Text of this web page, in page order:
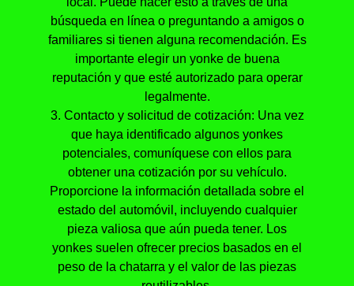
búsqueda en línea o preguntando a amigos o
familiares si tienen alguna recomendación. Es
importante elegir un yonke de buena
reputación y que esté autorizado para operar
legalmente.
3. Contacto y solicitud de cotización: Una vez
que haya identificado algunos yonkes
potenciales, comuníquese con ellos para
obtener una cotización por su vehículo.
Proporcione la información detallada sobre el
estado del automóvil, incluyendo cualquier
pieza valiosa que aún pueda tener. Los
yonkes suelen ofrecer precios basados en el
peso de la chatarra y el valor de las piezas